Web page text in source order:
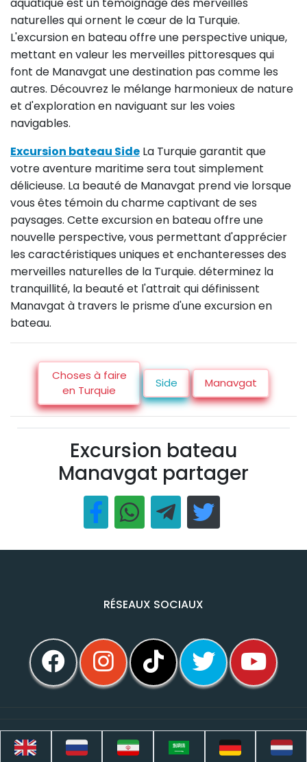
aquatique est un témoignage des merveilles
naturelles qui ornent le cœur de la Turquie.
L'excursion en bateau offre une perspective unique,
mettant en valeur les merveilles pittoresques qui
font de Manavgat une destination pas comme les
autres. Découvrez le mélange harmonieux de nature
et d'exploration en naviguant sur les voies
navigables.
Excursion bateau Side La Turquie garantit que
votre aventure maritime sera tout simplement
délicieuse. La beauté de Manavgat prend vie lorsque
vous êtes témoin du charme captivant de ses
paysages. Cette excursion en bateau offre une
nouvelle perspective, vous permettant d'apprécier
les caractéristiques uniques et enchanteresses des
merveilles naturelles de la Turquie. déterminez la
tranquillité, la beauté et l'attrait qui définissent
Manavgat à travers le prisme d'une excursion en
bateau.
Choses à faire
en Turquie
Side Manavgat
Excursion bateau
Manavgat partager
RÉSEAUX SOCIAUX